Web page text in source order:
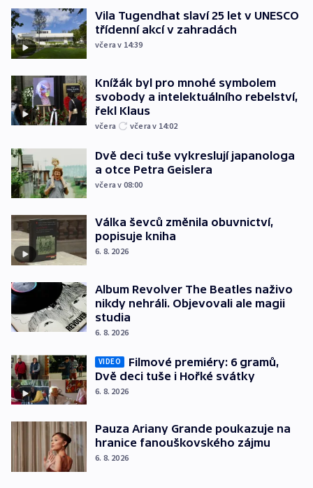
Vila Tugendhat slaví 25 let v UNESCO
třídenní akcí v zahradách
včera v 14:39
Knížák byl pro mnohé symbolem
svobody a intelektuálního rebelství,
řekl Klaus
včera včera v 14:02
Dvě deci tuše vykreslují japanologa
a otce Petra Geislera
včera v 08:00
Válka ševců změnila obuvnictví,
popisuje kniha
6. 8. 2026
Album Revolver The Beatles naživo
nikdy nehráli. Objevovali ale magii
studia
6. 8. 2026
VIDEO
Filmové premiéry: 6 gramů,
Dvě deci tuše i Hořké svátky
6. 8. 2026
Pauza Ariany Grande poukazuje na
hranice fanouškovského zájmu
6. 8. 2026